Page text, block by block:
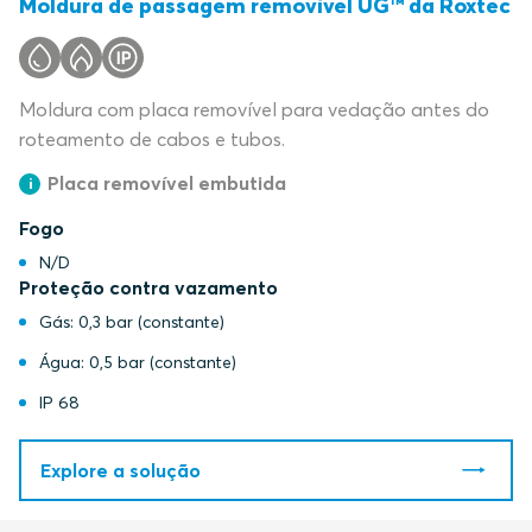
Moldura com placa removível para vedação antes do
roteamento de cabos e tubos.
Placa removível embutida
Fogo
N/D
Proteção contra vazamento
Gás: 0,3 bar (constante)
Água: 0,5 bar (constante)
IP 68
Explore a solução